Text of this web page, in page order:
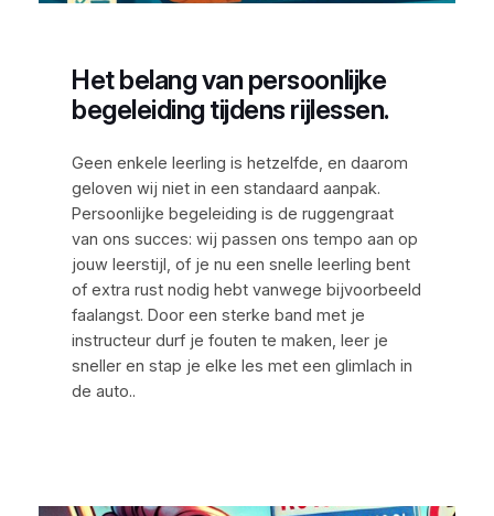
Het belang van persoonlijke
begeleiding tijdens rijlessen.
Geen enkele leerling is hetzelfde, en daarom
geloven wij niet in een standaard aanpak.
Persoonlijke begeleiding is de ruggengraat
van ons succes: wij passen ons tempo aan op
jouw leerstijl, of je nu een snelle leerling bent
of extra rust nodig hebt vanwege bijvoorbeeld
faalangst. Door een sterke band met je
instructeur durf je fouten te maken, leer je
sneller en stap je elke les met een glimlach in
de auto..